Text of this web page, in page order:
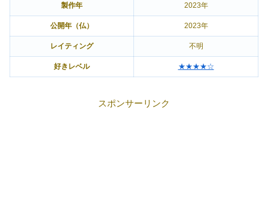
製作年 2023年
公開年（仏） 2023年
レイティング 不明
好きレベル ★★★★☆
スポンサーリンク